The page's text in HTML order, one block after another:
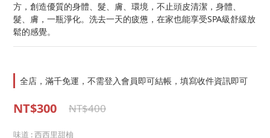
方，創造優質的身體、髮、膚、環境，不止頭皮清潔，身體、
髮、膚，一瓶淨化。洗去一天的疲憊，在家也能享受SPA級舒緩放
鬆的感覺。
全店，滿千免運，不需登入會員即可結帳，填寫收件資訊即可
NT$300 NT$400
味道 : 西西里甜柚